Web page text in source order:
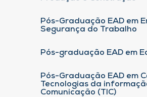
Pós-Graduação EAD em
Segurança do Trabalho
Pós-graduação EAD em
Pós-Graduação EAD em
Tecnologias da
Comunicação (TIC)